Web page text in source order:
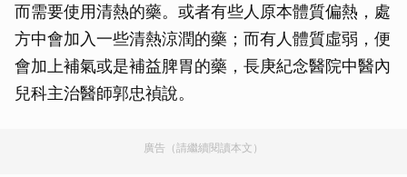
而需要使用清熱的藥。或者有些人原本體質偏熱，處
方中會加入一些清熱涼潤的藥；而有人體質虛弱，便
會加上補氣或是補益脾胃的藥，長庚紀念醫院中醫內
兒科主治醫師郭忠禎說。
廣告（請繼續閱讀本文）